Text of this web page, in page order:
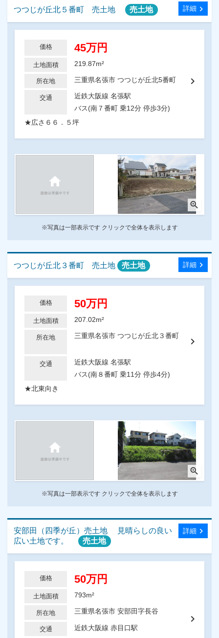
つつじが丘北５番町 売土地 売土地 詳細 chevron_right
chevron_right
価格 45万円
土地面積 219.87m²
所在地 三重県名張市 つつじが丘北5番町
交通
近鉄大阪線 名張駅
バス(南７番町 乗12分 停歩3分)
★広さ６６．５坪
zoom_in
※写真は一部表示です クリックで全体を表示します
つつじが丘北３番町 売土地 売土地 詳細 chevron_right
chevron_right
価格 50万円
土地面積 207.02m²
所在地 三重県名張市 つつじが丘北３番町
交通
近鉄大阪線 名張駅
バス(南８番町 乗11分 停歩4分)
★北東向き
zoom_in
※写真は一部表示です クリックで全体を表示します
安部田（四季が丘）売土地 見晴らしの良い
広い土地です。
売土地
詳細 chevron_right
chevron_right
価格 50万円
土地面積 793m²
所在地 三重県名張市 安部田字長谷
交通 近鉄大阪線 赤目口駅